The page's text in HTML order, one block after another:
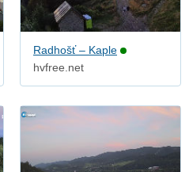
Radhošť – Kaple
hvfree.net